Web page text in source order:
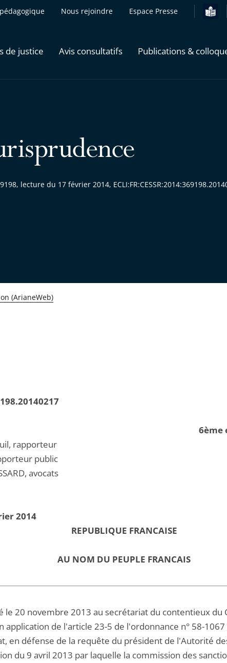
Nous rejoindre Espace Presse
de justice Avis consultatifs Publications &
lecture du 17 février 2014,
(ArianeWeb)
6ème
rapporteur
public
avocats
2014
REPUBLIQUE FRANCAISE
AU NOM DU PEUPLE FRANCAIS
le 20 novembre 2013 au secrétariat du contentieux du
application de l'article 23-5 de l'ordonnance n° 58-
en défense de la requête du président de l'Autorité
du 9 avril 2013 par laquelle la commission des